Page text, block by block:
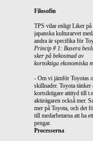
Filosofin
TPS vilar enligt Liker på
japanska kulturarvet
andra är specifika för
Princip # 1: Basera
sker på bekostnad av
kortsiktiga ekonomiska
- Om vi jämför Toyotas
skillnader. Toyota
kortsiktigare attityd till
aktieägaren också mer.
mer på Toyota, och det
till medarbetarna att ha
pengar.
Processerna